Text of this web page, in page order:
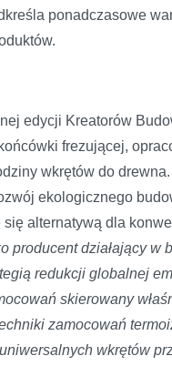
ponadczasowe
edycji Kreatorów
frezującej,
wkrętów do
ekologicznego
alternatywą dla
producent działający w
redukcji globalnej
skierowany
zamocowań
wkrętów